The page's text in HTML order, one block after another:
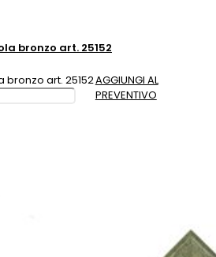
bronzo art. 25152
art. 25152AGGIUNGI AL
PREVENTIVO